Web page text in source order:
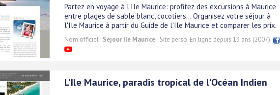
Partez en voyage à l'Ile Maurice: profitez des excursions à Maurice
entre plages de sable blanc, cocotiers... Organisez votre séjour à
l'Ile Maurice à partir du Guide de l'Ile Maurice et comparer les prix.
Nom officiel : Séjour Ile Maurice- Site perso. En ligne depuis 13 ans (2007).
L'Ile Maurice, paradis tropical de l'Océan Indien